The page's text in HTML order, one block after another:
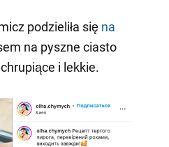
podzieliła się na
na pyszne ciasto
i lekkie.